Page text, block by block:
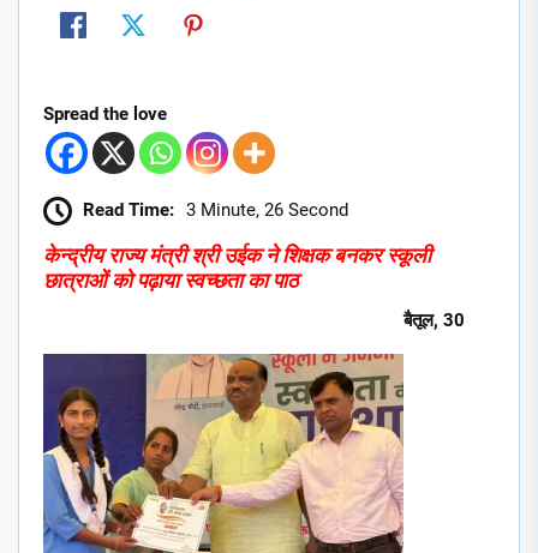
Spread the love
Read Time: 3 Minute, 26 Second
केन्द्रीय राज्य मंत्री श्री उईक ने शिक्षक बनकर स्कूली
छात्राओं को पढ़ाया स्वच्छता का पाठ
बैतूल, 30